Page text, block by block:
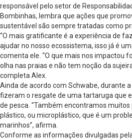
responsável pelo setor de
Bombinhas, lembra que ações que
sustentável são sempre tratadas como
“O mais gratificante é a experiência de
ajudar no nosso ecossistema, isso já é
comenta ele. “O que mais nos impactou
olha nas praias e não tem noção da
completa Alex.
Ainda de acordo com Schwabe, durante
fizeram o resgate de uma tartaruga que
de pesca. “Também encontramos
plástico, ou microplástico, que é um
marinhos”, afirma.
Conforme as informações divulgadas